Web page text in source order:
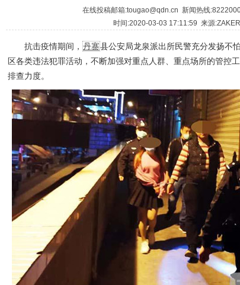
在线投稿邮箱:tougao@qdn.cn 新闻热线
时间:2020-03-03 17:11:59 来源
抗击疫情期间， 丹寨县公安局龙泉派出所民警充分发扬不
区各类违法犯罪活动，不断加强对重点人群、重点场所的管控
排查力度。